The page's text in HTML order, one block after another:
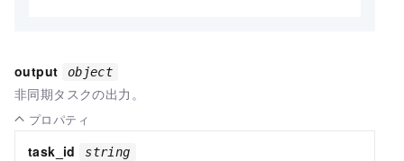
output object
非同期タスクの出力。
プロパティ
task_id string